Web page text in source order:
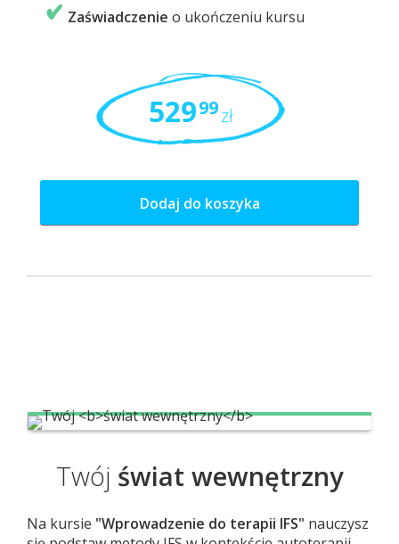
Zaświadczenie o ukończeniu kursu
52999zł
Dodaj do koszyka
Twój świat wewnętrzny
Na kursie "Wprowadzenie do terapii IFS" nauczysz